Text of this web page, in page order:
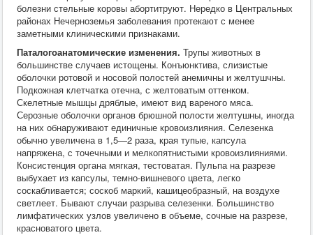
болезни стельные коровы абортитруют. Нередко в Центральных
районах Нечерноземья заболевания протекают с менее
заметными клиническими признаками.
Паталогоанатомические изменения. Трупы животных в
большинстве случаев истощены. Конъюнктива, слизистые
оболочки ротовой и носовой полостей анемичны и желтушчны.
Подкожная клетчатка отечна, с желтоватым оттенком.
Скелетные мышцы дряблые, имеют вид вареного мяса.
Серозные оболочки органов брюшной полости желтушны, иногда
на них обнаруживают единичные кровоизлияния. Селезенка
обычно увеличена в 1,5—2 раза, края тупые, капсула
напряжена, с точечными и мелкопятнистыми кровоизлияниями.
Консистенция органа мягкая, тестоватая. Пульпа на разрезе
выбухает из капсулы, темно-вишневого цвета, легко
соскабливается; соскоб маркий, кашицеобразный, на воздухе
светлеет. Бывают случаи разрыва селезенки. Большинство
лимфатических узлов увеличено в объеме, сочные на разрезе,
красноватого цвета.